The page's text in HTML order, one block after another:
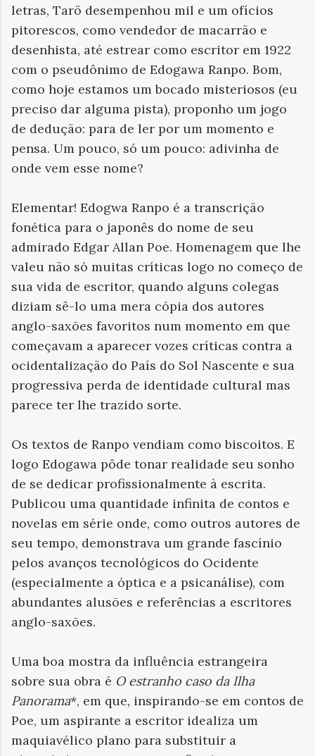
letras, Tarö desempenhou mil e um ofícios
pitorescos, como vendedor de macarrão e
desenhista, até estrear como escritor em 1922
com o pseudônimo de Edogawa Ranpo. Bom,
como hoje estamos um bocado misteriosos (eu
preciso dar alguma pista), proponho um jogo
de dedução: para de ler por um momento e
pensa. Um pouco, só um pouco: adivinha de
onde vem esse nome?
Elementar! Edogwa Ranpo é a transcrição
fonética para o japonês do nome de seu
admirado Edgar Allan Poe. Homenagem que lhe
valeu não só muitas críticas logo no começo de
sua vida de escritor, quando alguns colegas
diziam sê-lo uma mera cópia dos autores
anglo-saxões favoritos num momento em que
começavam a aparecer vozes críticas contra a
ocidentalização do País do Sol Nascente e sua
progressiva perda de identidade cultural mas
parece ter lhe trazido sorte.
Os textos de Ranpo vendiam como biscoitos. E
logo Edogawa pôde tonar realidade seu sonho
de se dedicar profissionalmente à escrita.
Publicou uma quantidade infinita de contos e
novelas em série onde, como outros autores de
seu tempo, demonstrava um grande fascínio
pelos avanços tecnológicos do Ocidente
(especialmente a óptica e a psicanálise), com
abundantes alusões e referências a escritores
anglo-saxões.
Uma boa mostra da influência estrangeira
sobre sua obra é O estranho caso da Ilha
Panorama*, em que, inspirando-se em contos de
Poe, um aspirante a escritor idealiza um
maquiavélico plano para substituir a